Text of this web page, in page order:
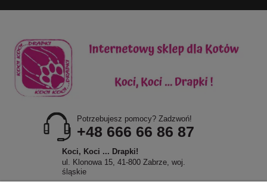
Potrzebujesz pomocy? Zadzwoń!
+48 666 66 86 87
Koci, Koci ... Drapki!
ul. Klonowa 15, 41-800 Zabrze, woj.
śląskie